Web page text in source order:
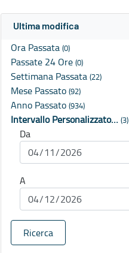
Ultima modifica
Ora Passata (0)
Passate 24 Ore (0)
Settimana Passata (22)
Mese Passato (92)
Anno Passato (934)
Intervallo Personalizzato… (3)
Da
A
Ricerca